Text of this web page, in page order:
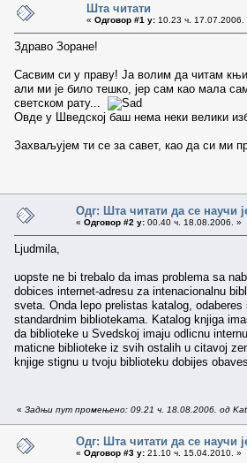
Шта читати
« Одговор #1 у: 10.23 ч. 17.07.2006.
Здраво Зоране!
Сасвим си у праву! Ја волим да читам
али ми је било тешко, јер сам као мала
светском рату...
Овде у Шведској баш нема неки велики
Захваљујем ти се за савет, као да си ми
Одг: Шта читати да се научи
« Одговор #2 у: 00.40 ч. 18.08.2006. »
Ljudmila,
uopste ne bi trebalo da imas problema sa
dobices internet-adresu za intenacionalnu
sveta. Onda lepo prelistas katalog,
standardnim bibliotekama. Katalog knjiga
da biblioteke u Svedskoj imaju odlicnu
maticne biblioteke iz svih ostalih u citavoj
knjige stignu u tvoju biblioteku dobijes
« Задњи пут промењено: 09.21 ч. 18.08.2006. од
Одг: Шта читати да се научи
« Одговор #3 у: 21.10 ч. 15.04.2010. »